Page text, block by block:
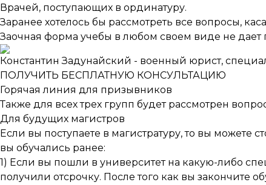
Врачей, поступающих в ординатуру.
Заранее хотелось бы рассмотреть все вопросы,
Заочная форма учебы в любом своем виде не дает
Константин Задунайский - военный юрист,
ПОЛУЧИТЬ БЕСПЛАТНУЮ КОНСУЛЬТАЦИЮ
Горячая линия для призывников
Также для всех трех групп будет рассмотрен
Для будущих магистров
Если вы поступаете в магистратуру, то вы можете
вы обучались ранее:
1) Если вы пошли в университет на какую-либо
получили отсрочку. После того как вы закончите